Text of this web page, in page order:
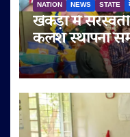
NATION NEWS STATE
खेकड़ा में
कलश स्थापना